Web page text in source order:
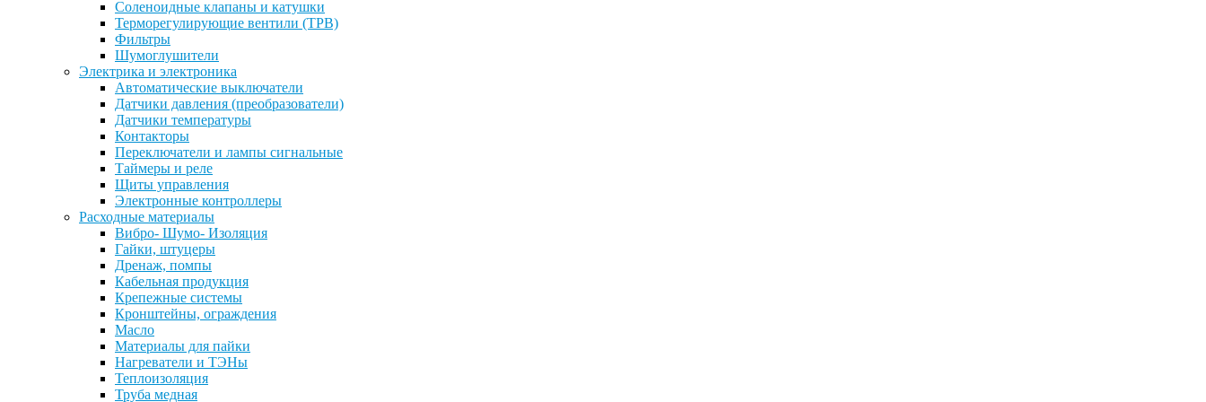
Соленоидные клапаны и катушки
Терморегулирующие вентили (ТРВ)
Фильтры
Шумоглушители
Электрика и электроника
Автоматические выключатели
Датчики давления (преобразователи)
Датчики температуры
Контакторы
Переключатели и лампы сигнальные
Таймеры и реле
Щиты управления
Электронные контроллеры
Расходные материалы
Вибро- Шумо- Изоляция
Гайки, штуцеры
Дренаж, помпы
Кабельная продукция
Крепежные системы
Кронштейны, ограждения
Масло
Материалы для пайки
Нагреватели и ТЭНы
Теплоизоляция
Труба медная